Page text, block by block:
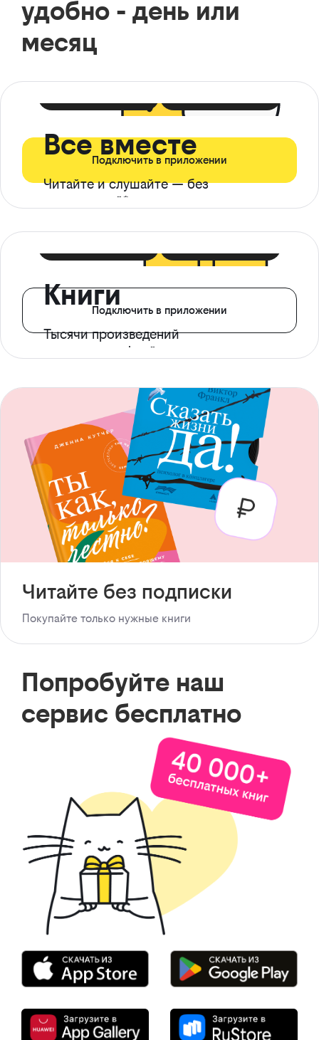
удобно - день или
месяц
Все вместе
Читайте и слушайте — без
ограничений*
Подключить в приложении
Книги
Тысячи произведений
с доступом офлайн
Подключить в приложении
Читайте без подписки
Покупайте только нужные книги
Попробуйте наш
сервис бесплатно